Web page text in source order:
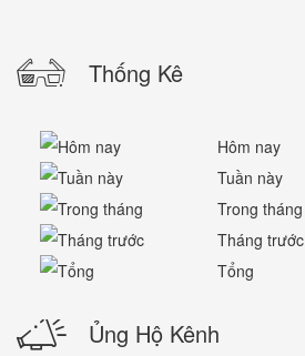
Thống Kê
Hôm nay
Tuần này
Trong tháng
Tháng trước
Tổng
Ủng Hộ Kênh